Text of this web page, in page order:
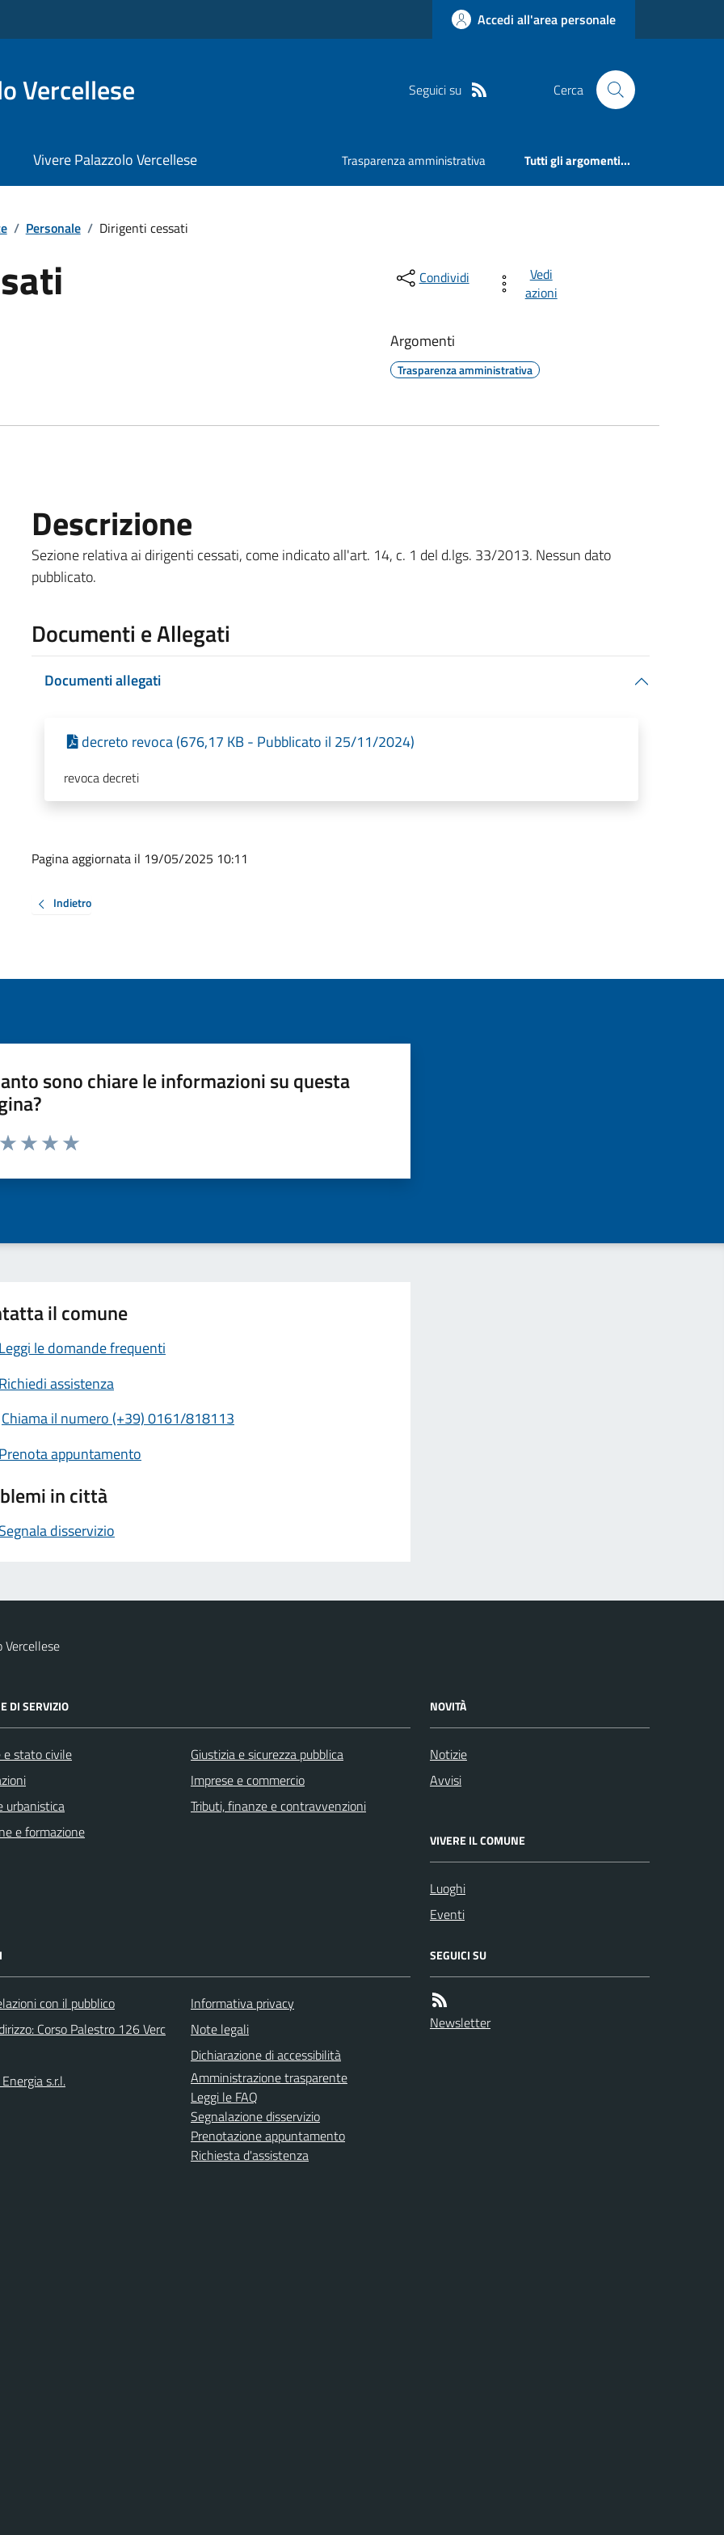
Accedi all'area personale
Vercellese Seguici su Cerca
Vivere Palazzolo Vercellese Trasparenza amministrativa Tutti gli argomenti...
/ Personale / Dirigenti cessati
Condividi
Vedi
azioni
Argomenti
Trasparenza amministrativa
Descrizione
Sezione relativa ai dirigenti cessati, come indicato all'art. 14, c. 1 del d.lgs. 33/2013. Nessun dato
pubblicato.
Documenti e Allegati
Documenti allegati
decreto revoca (676,17 KB - Pubblicato il 25/11/2024)
revoca decreti
Pagina aggiornata il 19/05/2025 10:11
Indietro
sono chiare le informazioni su questa
da 1 a 5 stelle la pagina
il comune
le domande frequenti
assistenza
Chiama il numero (+39) 0161/818113
appuntamento
in città
disservizio
Vercellese
DI SERVIZIO
e stato civile
urbanistica
e formazione
Giustizia e sicurezza pubblica
Imprese e commercio
Tributi, finanze e contravvenzioni
NOVITÀ
Notizie
Avvisi
VIVERE IL COMUNE
Luoghi
Eventi
con il pubblico
Corso Palestro 126 Verc
s.r.l.
Informativa privacy
Note legali
Dichiarazione di accessibilità
Amministrazione trasparente
Leggi le FAQ
Segnalazione disservizio
Prenotazione appuntamento
Richiesta d'assistenza
SEGUICI SU
Newsletter